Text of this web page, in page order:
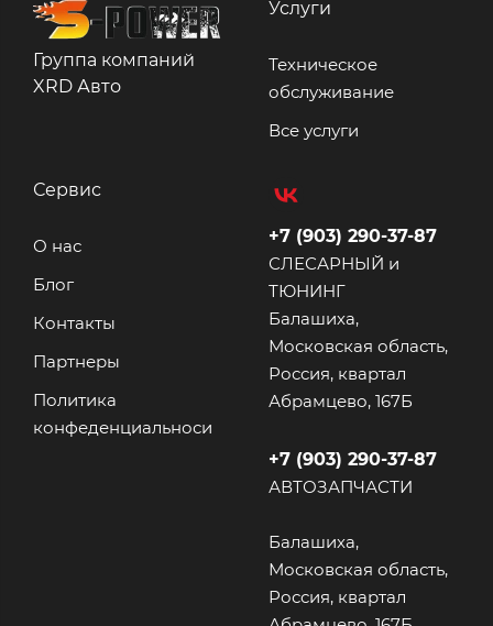
Группа компаний
XRD Авто
Услуги
Техническое
обслуживание
Все услуги
Сервис
О нас
Блог
Контакты
Партнеры
Политика
конфеденциальноси
+7 (903) 290-37-87
СЛЕСАРНЫЙ и
ТЮНИНГ
Балашиха,
Московская область,
Россия, квартал
Абрамцево, 167Б
+7 (903) 290-37-87
АВТОЗАПЧАСТИ
Балашиха,
Московская область,
Россия, квартал